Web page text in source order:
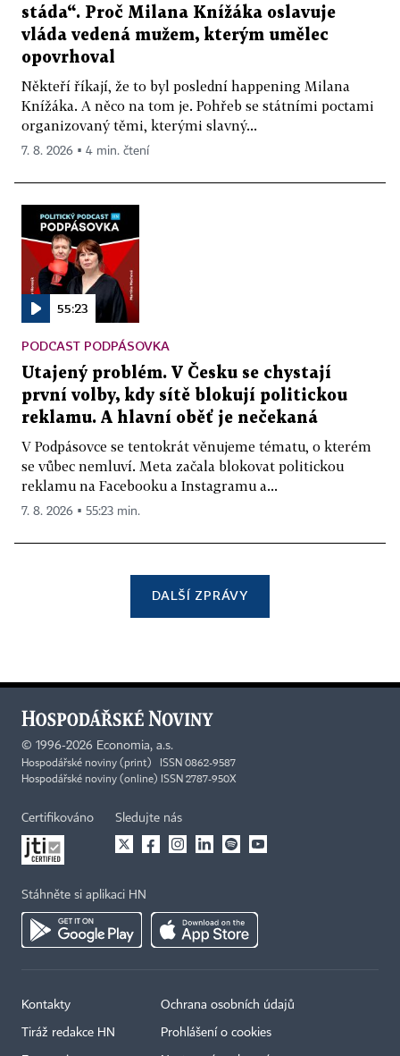
stáda“. Proč Milana Knížáka oslavuje
vláda vedená mužem, kterým umělec
opovrhoval
Někteří říkají, že to byl poslední happening Milana
Knížáka. A něco na tom je. Pohřeb se státními poctami
organizovaný těmi, kterými slavný...
7. 8. 2026 ▪ 4 min. čtení
55:23
PODCAST PODPÁSOVKA
Utajený problém. V Česku se chystají
první volby, kdy sítě blokují politickou
reklamu. A hlavní oběť je nečekaná
V Podpásovce se tentokrát věnujeme tématu, o kterém
se vůbec nemluví. Meta začala blokovat politickou
reklamu na Facebooku a Instagramu a...
7. 8. 2026 ▪ 55:23 min.
DALŠÍ ZPRÁVY
© 1996-2026 Economia, a.s.
Hospodářské noviny (print) ISSN 0862-9587
Hospodářské noviny (online) ISSN 2787-950X
Certifikováno Sledujte nás
Stáhněte si aplikaci HN
Kontakty
Tiráž redakce HN
Ochrana osobních údajů
Prohlášení o cookies